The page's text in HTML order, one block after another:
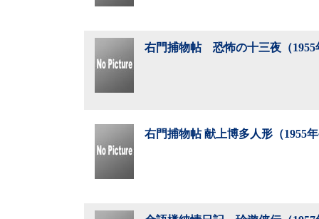
右門捕物帖 恐怖の十三夜（1955
右門捕物帖 献上博多人形（1955